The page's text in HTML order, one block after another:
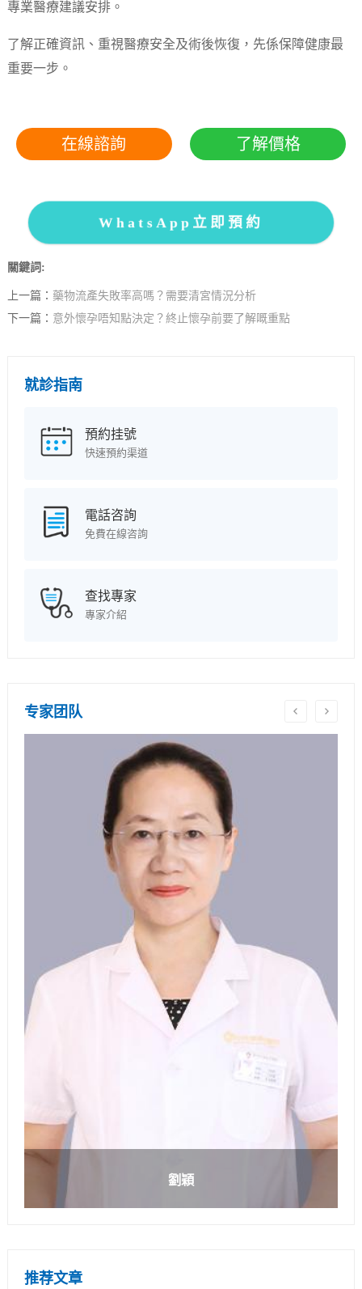
專業醫療建議安排。
了解正確資訊、重視醫療安全及術後恢復，先係保障健康最
重要一步。
在線諮詢 了解價格
WhatsApp立即預約
關鍵詞:
上一篇： 藥物流產失敗率高嗎？需要清宮情況分析
下一篇： 意外懷孕唔知點決定？終止懷孕前要了解嘅重點
就診指南
預約挂號
快速預約渠道
電話咨詢
免費在線咨詢
查找專家
專家介紹
专家团队
劉穎
推荐文章